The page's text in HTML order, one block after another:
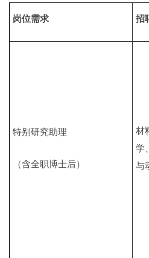
岗位需求 招
特别研究助理
（含全职博士后）
材
学
与